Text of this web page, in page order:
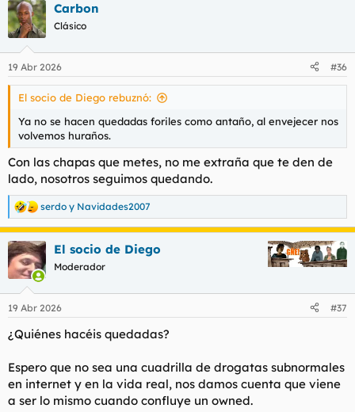
c
c
i
e
s
Carbon
Clásico
19 Abr 2026 #36
El socio de Diego rebuznó:
Ya no se hacen quedadas foriles como antaño, al envejecer nos
volvemos huraños.
Con las chapas que metes, no me extraña que te den de
lado, nosotros seguimos quedando.
R
e
c
c
i
e
:
serdo y Navidades2007
El socio de Diego
Moderador
19 Abr 2026 #37
¿Quiénes hacéis quedadas?
Espero que no sea una cuadrilla de drogatas subnormales
en internet y en la vida real, nos damos cuenta que viene
a ser lo mismo cuando confluye un owned.